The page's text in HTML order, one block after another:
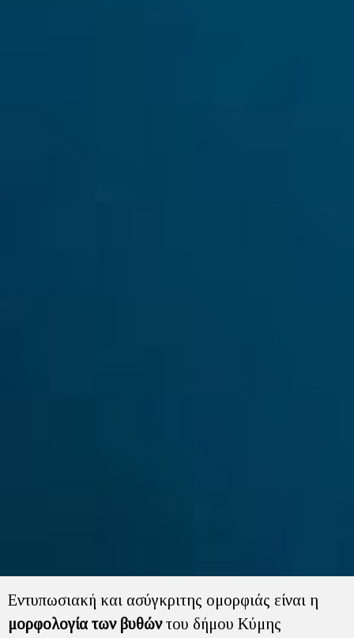
Εντυπωσιακή και ασύγκριτης ομορφιάς είναι η
μορφολογία των βυθώντου δήμου Κύμης